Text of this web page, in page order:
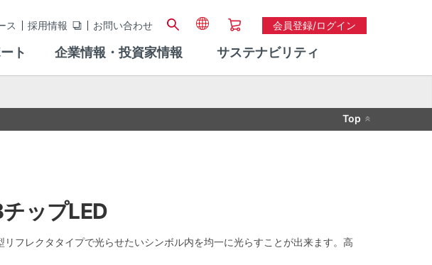
ス 採用情報 お問い合わせ 会員登録/ログイン
ト 企業情報・投資家情報 サステナビリティ
Top
ップLED
フレクタタイプで光らせたいシンボル内を均一に光らすことが出来ます。高